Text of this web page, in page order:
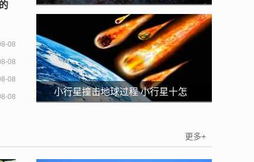
08
08
08
08
宙黑洞
小行星撞击地球过程 小行星十怎
更多+